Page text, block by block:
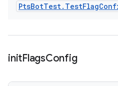
PtsBotTest. TestFlag
initFlagsConfig